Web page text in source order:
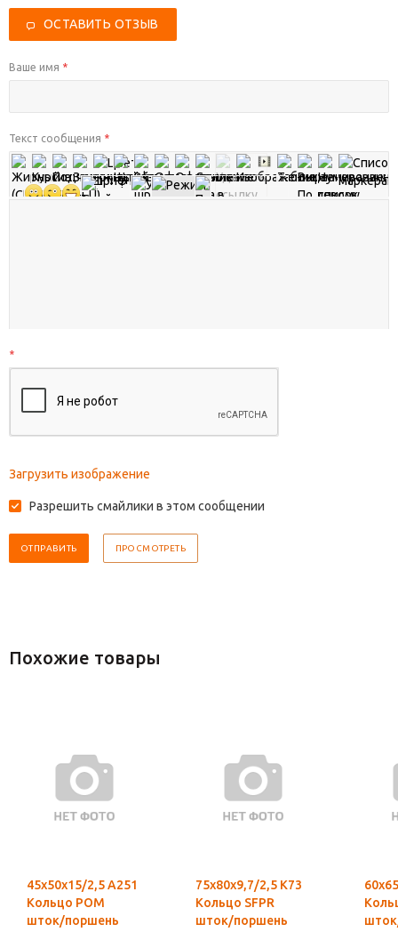
ОСТАВИТЬ ОТЗЫВ
Ваше имя *
Текст сообщения *
*
Загрузить изображение
Разрешить смайлики в этом сообщении
Похожие товары
45х50х15/2,5 А251
Кольцо POM
шток/поршень
75х80х9,7/2,5 К73
Кольцо SFPR
шток/поршень